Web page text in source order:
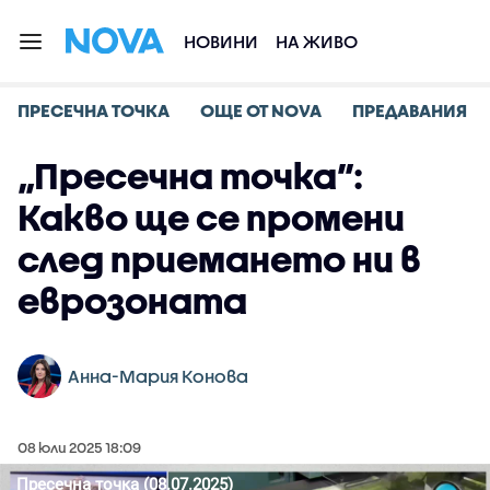
НОВИНИ НА ЖИВО
ПРЕСЕЧНА ТОЧКА ОЩЕ ОТ NOVA ПРЕДАВАНИЯ
„Пресечна точка”:
Какво ще се промени
след приемането ни в
еврозоната
Анна-Мария Конова
08 юли 2025 18:09